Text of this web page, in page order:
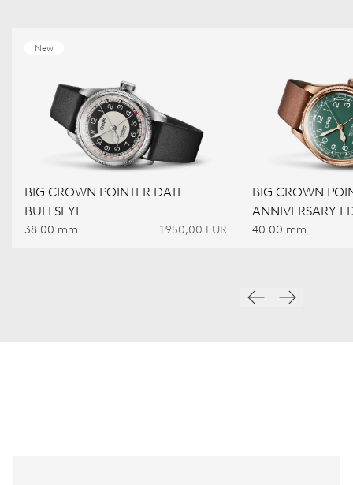
New
BIG CROWN POINTER DATE
BULLSEYE
38.00 mm 1 950,00 EUR
BIG CROWN
ANNIVERSARY
40.00 mm